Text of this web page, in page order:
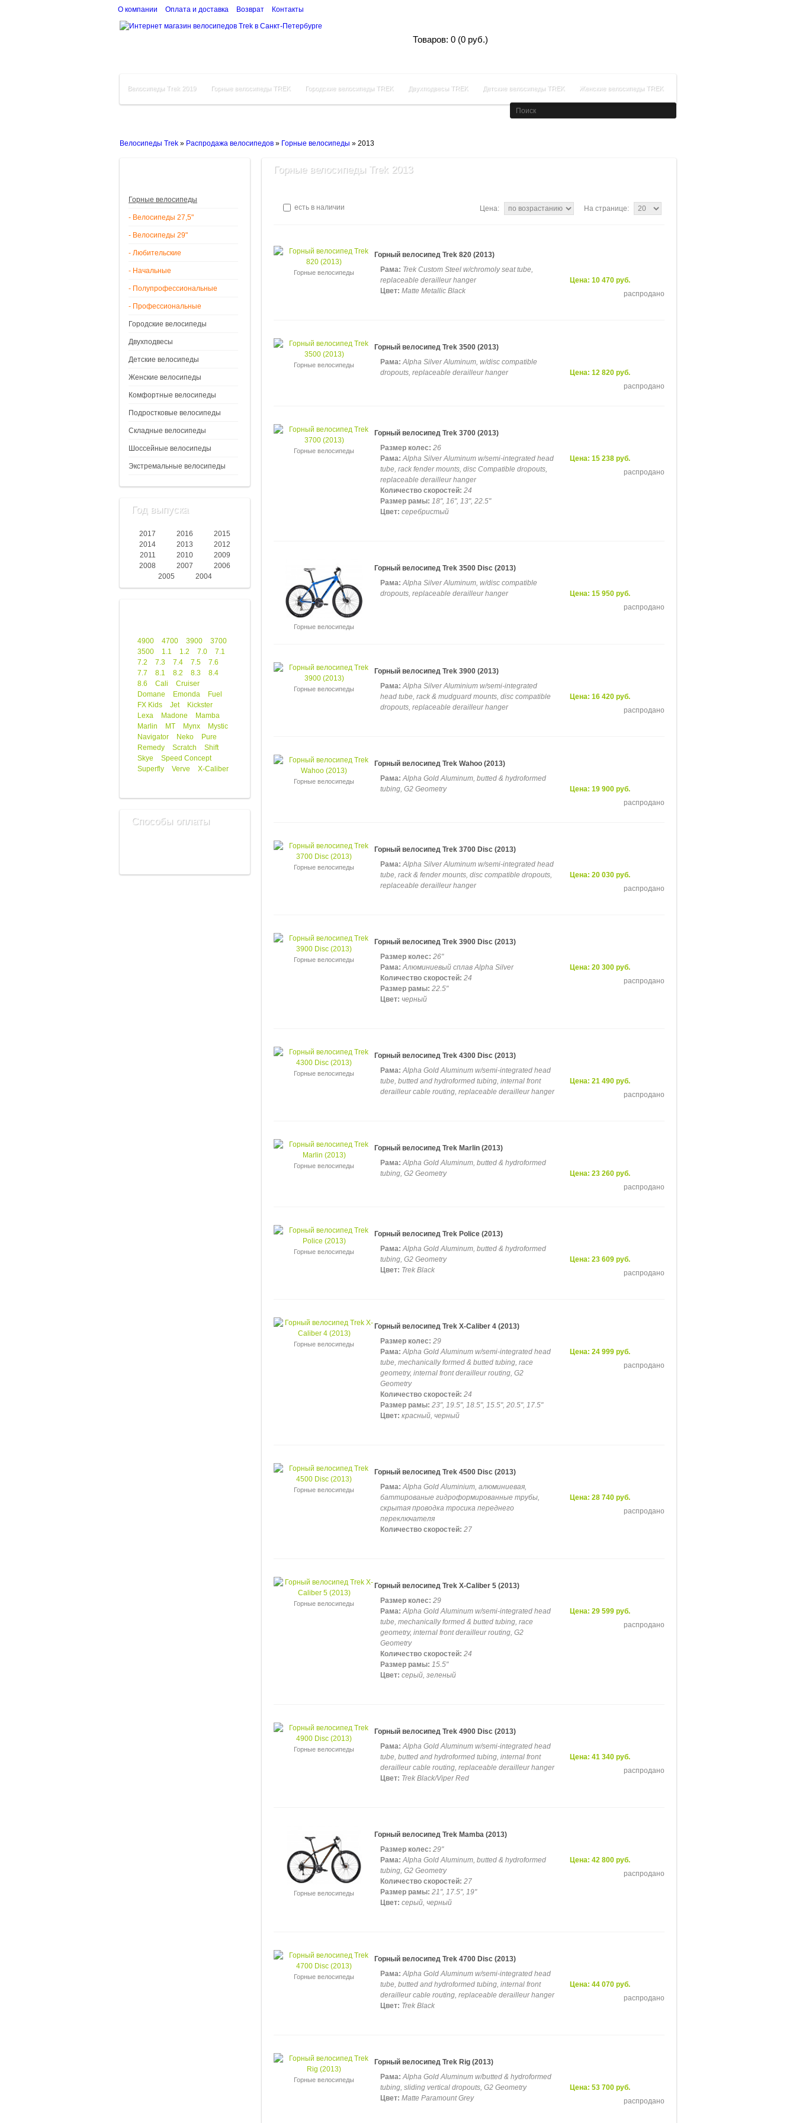
Товаров: 0 (0 руб.)
О компании Оплата и доставка Возврат Контакты
Велосипеды Trek 2019 Горные велосипеды TREK Городские велосипеды TREK Двухподвесы TREK Детские велосипеды TREK Женские велосипеды TREK
Велосипеды Trek » Распродажа велосипедов » Горные велосипеды » 2013
Горные велосипеды
- Велосипеды 27,5"
- Велосипеды 29"
- Любительские
- Начальные
- Полупрофессиональные
- Профессиональные
Городские велосипеды
Двухподвесы
Детские велосипеды
Женские велосипеды
Комфортные велосипеды
Подростковые велосипеды
Складные велосипеды
Шоссейные велосипеды
Экстремальные велосипеды
Год выпуска
2017 2016
2015
2014
2013
2012
2011
2010
2009
2008
2007
2006
2005
2004
4900 4700 3900
3700
3500
1.1 1.2 7.0
7.1
7.2
7.3 7.4 7.5
7.6
7.7
8.1 8.2 8.3
8.4
8.6
Cali
Cruiser
Domane
Emonda
Fuel
FX Kids
Jet
Kickster
Lexa
Madone
Mamba
Marlin
MT Mynx
Mystic
Navigator
Neko
Pure
Remedy
Scratch
Shift
Skye
Speed Concept
Superfly
Verve X-Caliber
Способы оплаты
Горные велосипеды Trek 2013
есть в наличии На странице:
Цена:
Горные велосипеды
Горный велосипед Trek 820 (2013)
Рама: Trek Custom Steel w/chromoly seat tube,
replaceable derailleur hanger
Цвет: Matte Metallic Black
Цена: 10 470 руб.
распродано
Горные велосипеды
Горный велосипед Trek 3500 (2013)
Рама:Alpha Silver Aluminum, w/disc compatible
dropouts, replaceable derailleur hanger
Цена: 12 820 руб.
распродано
Горные велосипеды
Горный велосипед Trek 3700 (2013)
Размер колес: 26
Рама:Alpha Silver Aluminum w/semi-integrated head
tube, rack fender mounts, disc Compatible dropouts,
replaceable derailleur hanger
Количество скоростей: 24
Размер рамы: 18", 16", 13", 22.5"
Цвет: серебристый
Цена: 15 238 руб.
распродано
Горные велосипеды
Горный велосипед Trek 3500 Disc (2013)
Рама:Alpha Silver Aluminum, w/disc compatible
dropouts, replaceable derailleur hanger
Цена: 15 950 руб.
распродано
Горные велосипеды
Горный велосипед Trek 3900 (2013)
Рама:Alpha Silver Aluminium w/semi-integrated
head tube, rack & mudguard mounts, disc compatible
dropouts, replaceable derailleur hanger
Цена: 16 420 руб.
распродано
Горные велосипеды
Горный велосипед Trek Wahoo (2013)
Рама:Alpha Gold Aluminum, butted & hydroformed
tubing, G2 Geometry
Цена: 19 900 руб.
распродано
Горные велосипеды
Горный велосипед Trek 3700 Disc (2013)
Рама:Alpha Silver Aluminum w/semi-integrated head
tube, rack & fender mounts, disc compatible dropouts,
replaceable derailleur hanger
Цена: 20 030 руб.
распродано
Горные велосипеды
Горный велосипед Trek 3900 Disc (2013)
Размер колес: 26"
Рама:Алюминиевый сплав Alpha Silver
Количество скоростей: 24
Размер рамы: 22.5"
Цвет: черный
Цена: 20 300 руб.
распродано
Горные велосипеды
Горный велосипед Trek 4300 Disc (2013)
Рама:Alpha Gold Aluminum w/semi-integrated head
tube, butted and hydroformed tubing, internal front
derailleur cable routing, replaceable derailleur hanger
Цена: 21 490 руб.
распродано
Горные велосипеды
Горный велосипед Trek Marlin (2013)
Рама:Alpha Gold Aluminum, butted & hydroformed
tubing, G2 Geometry
Цена: 23 260 руб.
распродано
Горные велосипеды
Горный велосипед Trek Police (2013)
Рама:Alpha Gold Aluminum, butted & hydroformed
tubing, G2 Geometry
Цвет: Trek Black
Цена: 23 609 руб.
распродано
Горные велосипеды
Горный велосипед Trek X-Caliber 4 (2013)
Размер колес: 29
Рама:Alpha Gold Aluminum w/semi-integrated head
tube, mechanically formed & butted tubing, race
geometry, internal front derailleur routing, G2
Geometry
Количество скоростей: 24
Размер рамы: 23", 19.5", 18.5", 15.5", 20.5", 17.5"
Цвет: красный, черный
Цена: 24 999 руб.
распродано
Горные велосипеды
Горный велосипед Trek 4500 Disc (2013)
Рама:Alpha Gold Aluminium, алюминиевая,
баттированые гидроформированные трубы,
скрытая проводка тросика переднего
переключателя
Количество скоростей: 27
Цена: 28 740 руб.
распродано
Горные велосипеды
Горный велосипед Trek X-Caliber 5 (2013)
Размер колес: 29
Рама:Alpha Gold Aluminum w/semi-integrated head
tube, mechanically formed & butted tubing, race
geometry, internal front derailleur routing, G2
Geometry
Количество скоростей: 24
Размер рамы: 15.5"
Цвет: серый, зеленый
Цена: 29 599 руб.
распродано
Горные велосипеды
Горный велосипед Trek 4900 Disc (2013)
Рама:Alpha Gold Aluminum w/semi-integrated head
tube, butted and hydroformed tubing, internal front
derailleur cable routing, replaceable derailleur hanger
Цвет: Trek Black/Viper Red
Цена: 41 340 руб.
распродано
Горные велосипеды
Горный велосипед Trek Mamba (2013)
Размер колес: 29"
Рама:Alpha Gold Aluminum, butted & hydroformed
tubing, G2 Geometry
Количество скоростей: 27
Размер рамы: 21", 17.5", 19"
Цвет: серый, черный
Цена: 42 800 руб.
распродано
Горные велосипеды
Горный велосипед Trek 4700 Disc (2013)
Рама:Alpha Gold Aluminum w/semi-integrated head
tube, butted and hydroformed tubing, internal front
derailleur cable routing, replaceable derailleur hanger
Цвет: Trek Black
Цена: 44 070 руб.
распродано
Горные велосипеды
Горный велосипед Trek Rig (2013)
Рама:Alpha Gold Aluminum w/butted & hydroformed
tubing, sliding vertical dropouts, G2 Geometry
Цвет: Matte Paramount Grey
Цена: 53 700 руб.
распродано